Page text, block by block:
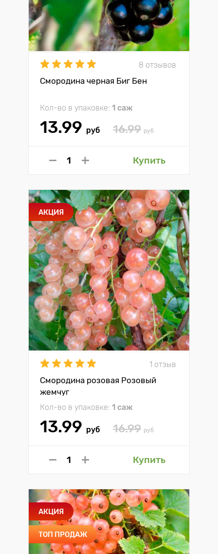
8 отзывов
Смородина черная Биг Бен
Кол-во в упаковке: 1 саж
13.99 руб 16.99 руб
Купить
АКЦИЯ
1 отзыв
Смородина розовая Розовый
жемчуг
Кол-во в упаковке: 1 саж
13.99 руб 16.99 руб
Купить
АКЦИЯ
ТОП ПРОДАЖ